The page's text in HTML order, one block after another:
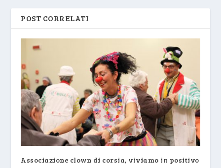
POST CORRELATI
Associazione clown di corsia, viviamo in positivo